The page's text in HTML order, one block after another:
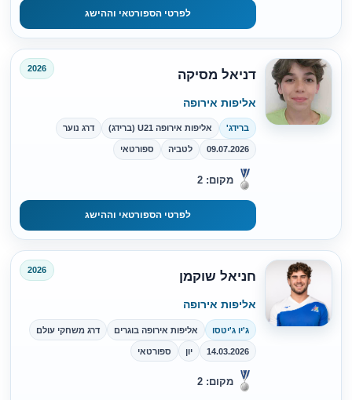
לפרטי הספורטאי וההישג
דניאל מסיקה 2026
אליפות אירופה
ברידג' אליפות אירופה U21 (ברידג) דרג נוער
09.07.2026 לטביה ספורטאי
מקום: 2
לפרטי הספורטאי וההישג
חניאל שוקמן 2026
אליפות אירופה
ג'יו ג'יטסו אליפות אירופה בוגרים דרג משחקי עולם
14.03.2026 יון ספורטאי
מקום: 2